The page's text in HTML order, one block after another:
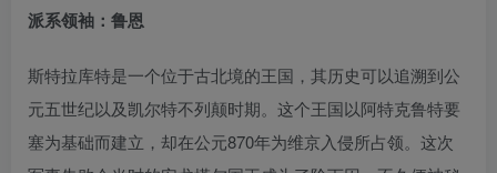
派系领袖：鲁恩
斯特拉库特是一个位于古北境的王国，其历史可以追溯到公
元五世纪以及凯尔特不列颠时期。这个王国以阿特克鲁特要
塞为基础而建立，却在公元870年为维京入侵所占领。这次